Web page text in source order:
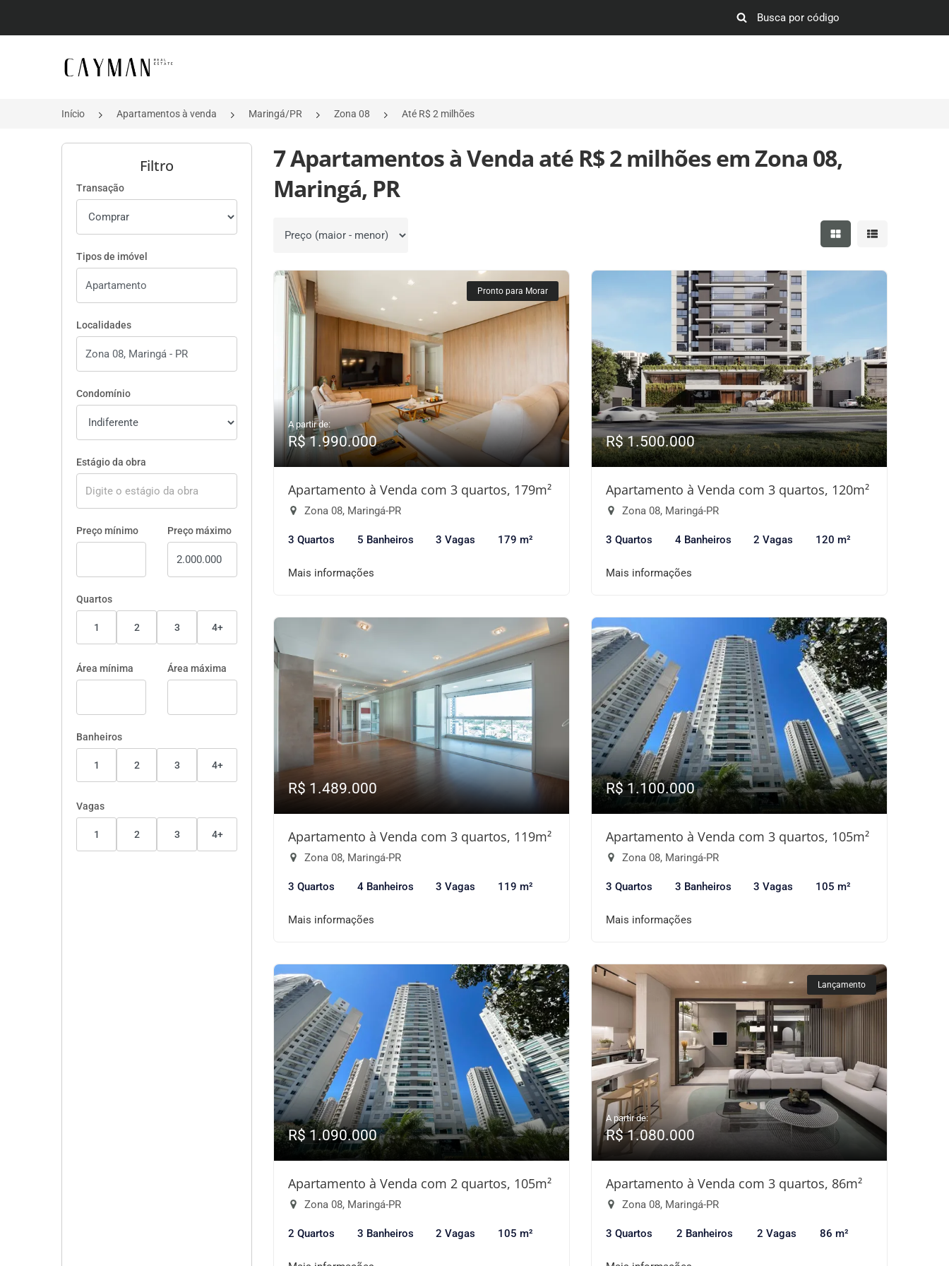
Página inicial
Início Apartamentos à venda Maringá/PR Zona 08 Até R$ 2 milhões
Filtro
Transação
Tipos de imóvel
Localidades
Condomínio
Estágio da obra
Preço mínimo Preço máximo
Quartos
1 2 3 4+
Área mínima Área máxima
Banheiros
1 2 3 4+
Vagas
1 2 3 4+
7 Apartamentos à Venda até R$ 2 milhões em Zona 08,
Maringá, PR
Ordenar por Mostrar resultados em
Mostrar
Pronto para Morar
A partir de:
R$ 1.990.000
Apartamento à Venda com 3 quartos, 179m²
Zona 08, Maringá-PR
3 Quartos 5 Banheiros 3 Vagas 179 m²
Mais informações
R$ 1.500.000
Apartamento à Venda com 3 quartos, 120m²
Zona 08, Maringá-PR
3 Quartos 4 Banheiros 2 Vagas 120 m²
Mais informações
R$ 1.489.000
Apartamento à Venda com 3 quartos, 119m²
Zona 08, Maringá-PR
3 Quartos 4 Banheiros 3 Vagas 119 m²
Mais informações
R$ 1.100.000
Apartamento à Venda com 3 quartos, 105m²
Zona 08, Maringá-PR
3 Quartos 3 Banheiros 3 Vagas 105 m²
Mais informações
R$ 1.090.000
Apartamento à Venda com 2 quartos, 105m²
Zona 08, Maringá-PR
2 Quartos 3 Banheiros 2 Vagas 105 m²
Lançamento
A partir de:
R$ 1.080.000
Apartamento à Venda com 3 quartos, 86m²
Zona 08, Maringá-PR
3 Quartos 2 Banheiros 2 Vagas 86 m²